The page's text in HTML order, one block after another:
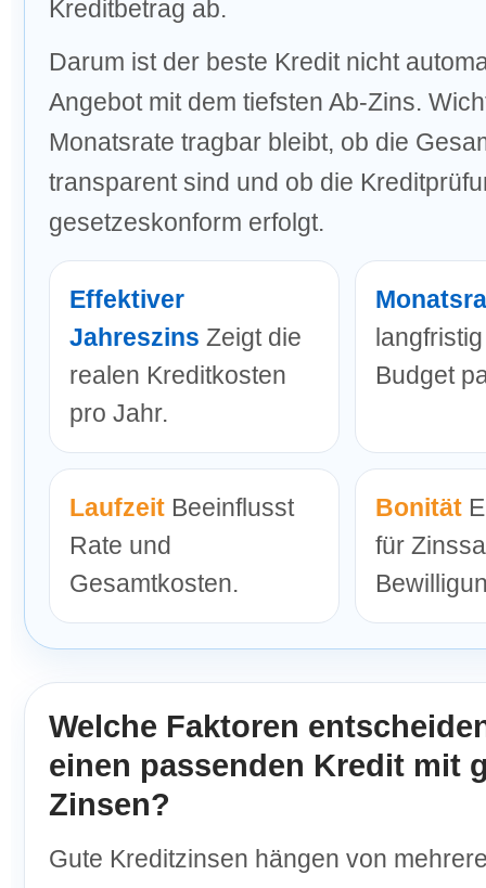
Kreditbetrag ab.
Darum ist der beste Kredit nicht
Angebot mit dem tiefsten Ab-Zins.
Monatsrate tragbar bleibt, ob die
transparent sind und ob die
gesetzeskonform erfolgt.
Effektiver
Jahreszins Zeigt die
realen Kreditkosten
pro Jahr.
Budget
Laufzeit Beeinflusst
Rate und
Gesamtkosten.
Bonität
für
Welche Faktoren
einen passenden Kredit mit
Zinsen?
Gute Kreditzinsen hängen von